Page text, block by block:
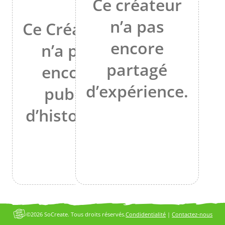
Ce Créateur
n’a pas
encore
publié
d’histoires.
Ce créateur
n’a pas
encore
partagé
d’expérience.
Condidentialité |Contactez-nous
©2026 SoCreate. Tous droits réservés.